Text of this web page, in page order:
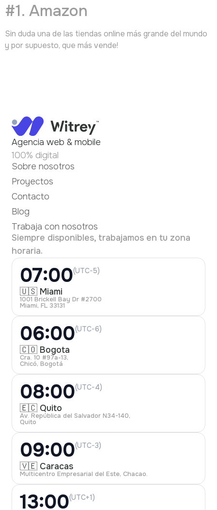
#1. Amazon
Sin duda una de las tiendas online más grande del mundo
y por supuesto, que más vende!
Agencia web & mobile
100% digital
Sobre nosotros
Proyectos
Contacto
Blog
Trabaja con nosotros
Siempre disponibles, trabajamos en tu zona
horaria.
07:00(UTC-5)
🇺🇸 Miami
1001 Brickell Bay Dr #2700
Miami, FL 33131
06:00(UTC-6)
🇨🇴 Bogota
Cra. 10 #97a-13,
Chicó, Bogotá
08:00(UTC-4)
🇪🇨 Quito
Av. República del Salvador N34-140,
Quito
09:00(UTC-3)
🇻🇪 Caracas
Multicentro Empresarial del Este, Chacao.
13:00(UTC+1)